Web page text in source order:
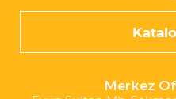
Merkez